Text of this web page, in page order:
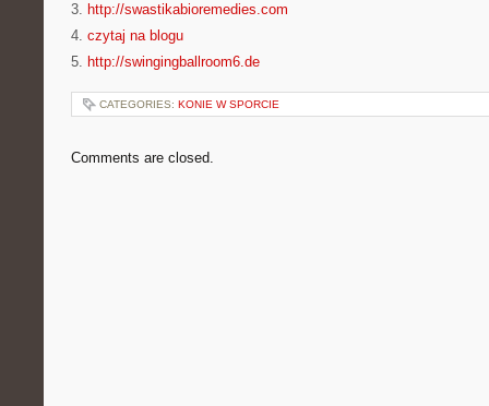
3. http://swastikabioremedies.com
4. czytaj na blogu
5. http://swingingballroom6.de
CATEGORIES: KONIE W SPORCIE
Comments are closed.